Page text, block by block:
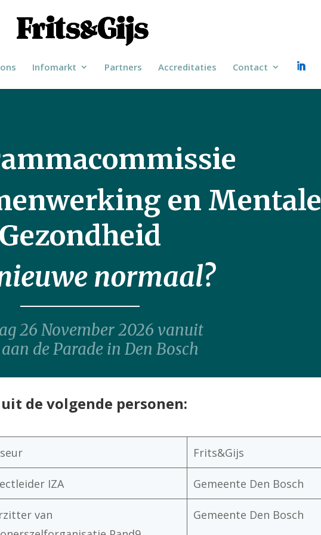
Infomarkt Partners Accreditaties Contact
en Mentale
Gezondheid
normaal?
26 November 2026 vanuit
de Parade in Den Bosch
de volgende personen:
Frits&Gijs
IZA Gemeente Den Bosch
van
Gemeente Den Bosch